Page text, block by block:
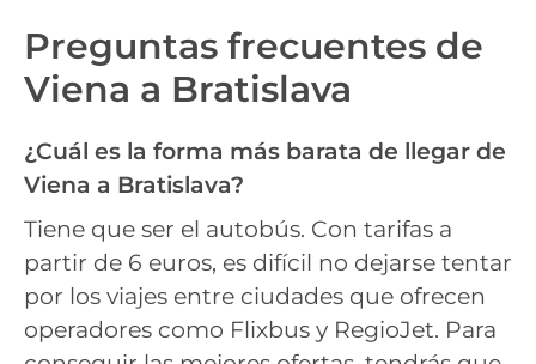
Preguntas frecuentes de
Viena a Bratislava
¿Cuál es la forma más barata de llegar de
Viena a Bratislava?
Tiene que ser el autobús. Con tarifas a
partir de 6 euros, es difícil no dejarse tentar
por los viajes entre ciudades que ofrecen
operadores como Flixbus y RegioJet. Para